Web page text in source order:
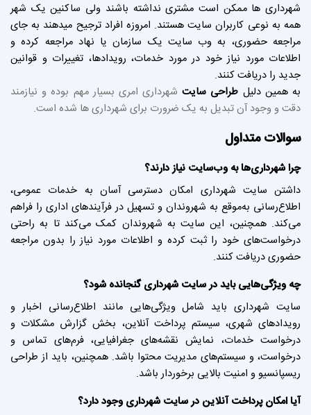
شهرداری ها ممکن است مشتری نداشته باشند ولی ساکنین یک شهر
همه به نوعی کاربران سایت هستند. امروزه افراد ترجیح میدهند به جای
مراجعه حضوری، به وب سایت یک سازمان یا نهاد مراجعه کرده و
اطلاعات مورد نیاز خود در مورد خدمات، رویدادها، تغییرات و قوانین
جدید را دریافت کنند.
به همین دلیل طراحی سایتشهرداری امری بسیار مهم بوده و نیازمند
دقت و وجود آن تبدیل به یک ضرورت برای شهرداری ها شده است.
سوالات متداول
چرا شهرداری‌ها به وب‌سایت نیاز دارند؟
داشتن سایت شهرداری امکان دسترسی آسان به خدمات عمومی،
اطلاع‌رسانی به‌موقع به شهروندان و تسهیل در فرآیندهای اداری را فراهم
می‌کند. همچنین، این سایت به شهروندان کمک می‌کند تا به راحتی
درخواست‌های خود را ثبت کرده و اطلاعات مورد نیاز را بدون مراجعه
حضوری دریافت کنند.
چه ویژگی‌هایی باید در سایت شهرداری گنجانده شود؟
سایت شهرداری باید شامل ویژگی‌هایی مانند اطلاع‌رسانی اخبار و
رویدادهای شهری، سیستم پرداخت آنلاین، بخش گزارش مشکلات و
درخواست خدمات، نمایش نقشه‌های جغرافیایی، فرم‌های تماس و
درخواست، و سیستم‌های مدیریت محتوا باشد. همچنین، باید از طراحی
ریسپانسیو و امنیت بالایی برخوردار باشد.
آیا امکان پرداخت آنلاین در سایت شهرداری وجود دارد؟